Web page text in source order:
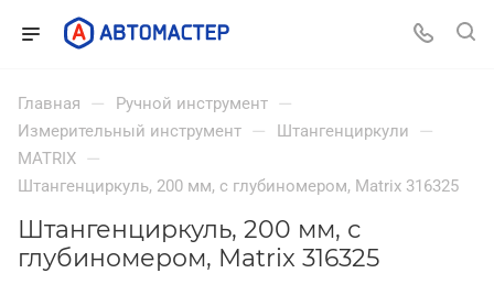
Главная — Ручной инструмент —
Измерительный инструмент — Штангенциркули —
MATRIX —
Штангенциркуль, 200 мм, с глубиномером, Matrix 316325
Штангенциркуль, 200 мм, с
глубиномером, Matrix 316325